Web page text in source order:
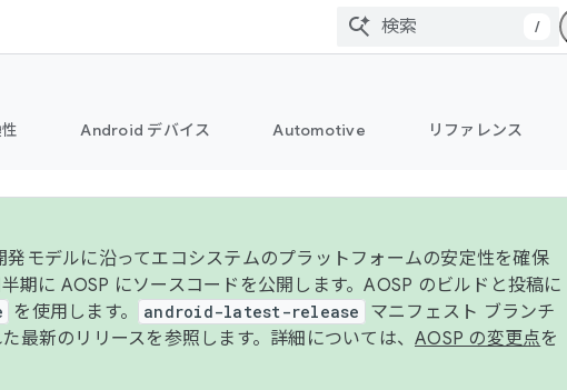
/
Android デバイス Automotive リファレンス
モデルに沿ってエコシステムのプラットフォームの安定性を確保
期に AOSP にソースコードを公開します。AOSP のビルドと投稿に
を使用します。 android-latest-release
マニフェスト ブランチ
最新のリリースを参照します。詳細については、 AOSP の変更点を